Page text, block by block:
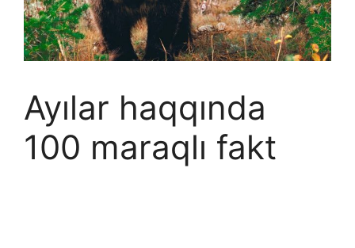
Ayılar haqqında
100 maraqlı fakt